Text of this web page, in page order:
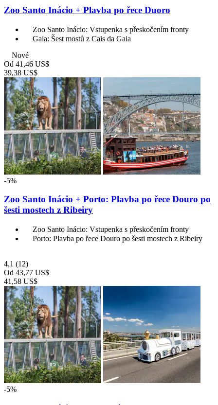
Zoo Santo Inácio + Plavba po řece Duoro
Zoo Santo Inácio: Vstupenka s přeskočením fronty
Gaia: Šest mostů z Cais da Gaia
Nové
Od 41,46 US$
39,38 US$
-5%
Zoo Santo Inácio + Porto: Plavba po řece Douro po
šesti mostech z Ribeiry
Zoo Santo Inácio: Vstupenka s přeskočením fronty
Porto: Plavba po řece Douro po šesti mostech z Ribeiry
4,1 (12)
Od 43,77 US$
41,58 US$
-5%